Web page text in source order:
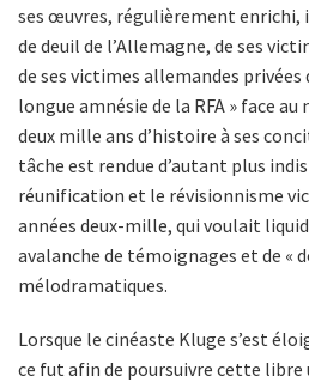
ses œuvres, régulièrement
de deuil de l’Allemagne, de ses
de ses victimes allemandes
longue amnésie de la RFA » face
deux mille ans d’histoire à ses
tâche est rendue d’autant plus
réunification et le révisionnisme
années deux-mille, qui voulait
avalanche de témoignages et de «
mélodramatiques.
Lorsque le cinéaste Kluge s’est
ce fut afin de poursuivre cette